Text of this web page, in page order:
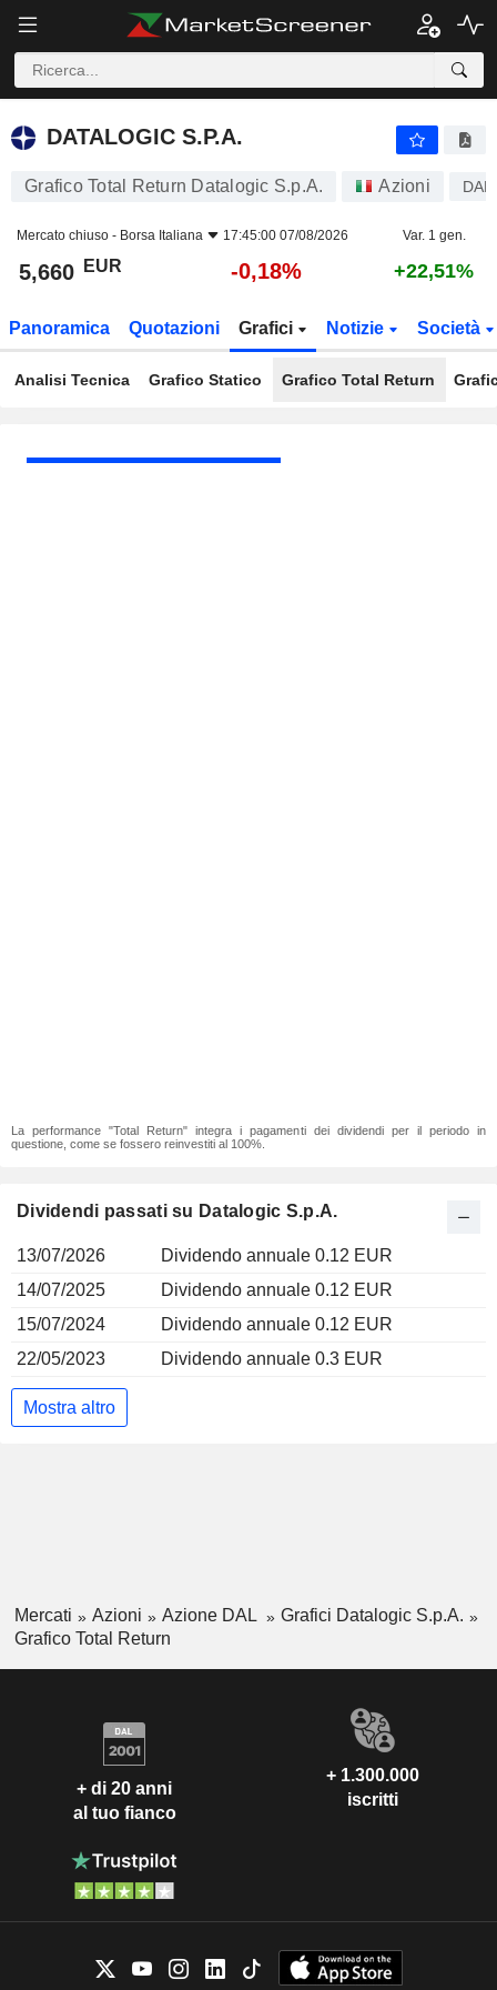
DATALOGIC S.P.A.
DATALOGIC S.P.A.
Grafico Total Return Datalogic S.p.A. Azioni DAL
Mercato chiuso - Borsa Italiana 17:45:00 07/08/2026 Var. 1 gen.
5,660 EUR -0,18% +22,51%
Panoramica Quotazioni Grafici Notizie Società
Analisi Tecnica Grafico Statico Grafico Total Return
La performance "Total Return" integra i pagamenti dei dividendi per il periodo in
questione, come se fossero reinvestiti al 100%.
Dividendi passati su Datalogic S.p.A.
13/07/2026
Dividendo annuale 0.12 EUR
14/07/2025
Dividendo annuale 0.12 EUR
15/07/2024
Dividendo annuale 0.12 EUR
22/05/2023
Dividendo annuale 0.3 EUR
Mostra altro
Mercati Azioni Azione DAL
Grafici Datalogic S.p.A.
Grafico Total Return
+ di 20 anni
al tuo fianco
+ 1.300.000
iscritti